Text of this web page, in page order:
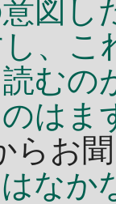
図し
、こ
むの
はま
らお
なか